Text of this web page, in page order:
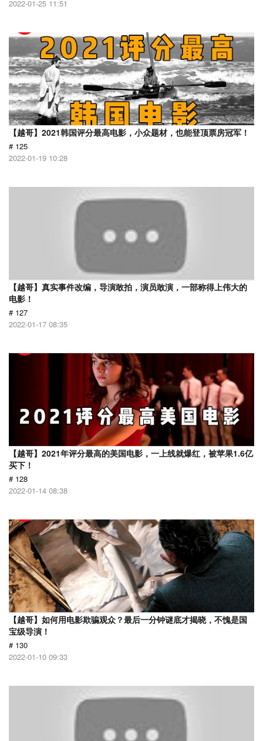
2022-01-25 11:51
【越哥】2021韩国评分最高电影，小众题材，也能登顶票房冠军！
# 125
2022-01-19 10:28
【越哥】真实事件改编，导演敢拍，演员敢演，一部称得上伟大的
电影！
# 127
2022-01-17 08:35
【越哥】2021年评分最高的美国电影，一上线就爆红，被苹果1.6亿
买下！
# 128
2022-01-14 08:38
【越哥】如何用电影欺骗观众？最后一分钟谜底才揭晓，不愧是国
宝级导演！
# 130
2022-01-10 09:33